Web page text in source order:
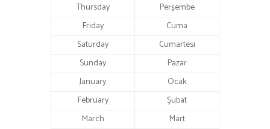
Thursday
Perşembe
Friday
Cuma
Saturday
Cumartesi
Sunday
Pazar
January
Ocak
February
Şubat
March
Mart